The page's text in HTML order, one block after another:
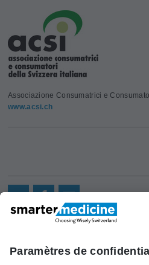
Associazione Consumatrici e
www.acsi.ch
smarter
Recherche
Contact
c/o